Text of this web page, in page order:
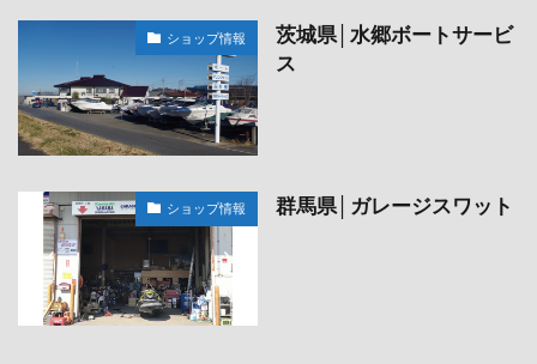
ショップ情報
茨城県│水郷ボートサービ
ス
ショップ情報 群馬県│ガレージスワット